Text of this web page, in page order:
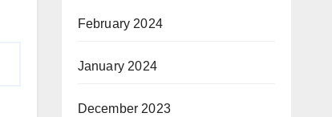
February 2024
January 2024
December 2023